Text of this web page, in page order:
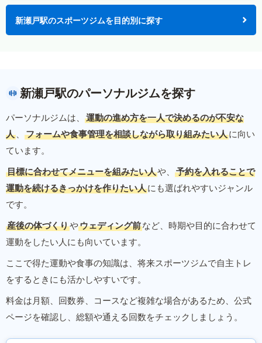
新瀬戸駅のスポーツジムを目的別に探す
新瀬戸駅のパーソナルジムを探す
パーソナルジムは、
運動の進め方を一人で決めるのが不安な
人 、 フォームや食事管理を相談しながら取り組みたい人に向い
ています。
目標に合わせてメニューを組みたい人や、
予約を入れることで
運動を続けるきっかけを作りたい人にも選ばれやすいジャンル
です。
産後の体づくりやウェディング前など、時期や目的に合わせて
運動をしたい人にも向いています。
ここで得た運動や食事の知識は、将来スポーツジムで自主トレ
をするときにも活かしやすいです。
料金は月額、回数券、コースなど複雑な場合があるため、公式
ページを確認し、総額や通える回数をチェックしましょう。